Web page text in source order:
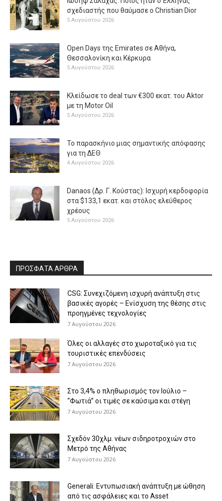
σχεδιαστής που θαύμασε ο Christian Dior
5 Αυγούστου 2026
Open Days της Emirates σε Αθήνα,
Θεσσαλονίκη και Κέρκυρα
5 Αυγούστου 2026
Κλείδωσε το deal των €300 εκατ. του Aktor
με τη Μotor Oil
5 Αυγούστου 2026
Το παρασκήνιο μιας σημαντικής απόφασης
για τη ΔΕΘ
4 Αυγούστου 2026
Danaos (Δρ. Γ. Κούστας): Ισχυρή κερδοφορία
στα $133,1 εκατ. και στόλος ελεύθερος
χρέους
5 Αυγούστου 2026
ΠΡΟΣΦΑΤΑ ΑΡΘΡΑ
CSG: Συνεχιζόμενη ισχυρή ανάπτυξη στις
βασικές αγορές – Ενίσχυση της θέσης στις
προηγμένες τεχνολογίες
7 Αυγούστου 2026
Όλες οι αλλαγές στο χωροταξικό για τις
τουριστικές επενδύσεις
7 Αυγούστου 2026
Στο 3,4% ο πληθωρισμός τον Ιούλιο –
“Φωτιά” οι τιμές σε καύσιμα και στέγη
7 Αυγούστου 2026
Σχεδόν 30χλμ. νέων σιδηροτροχιών στο
Μετρό της Αθήνας
7 Αυγούστου 2026
Generali: Eντυπωσιακή ανάπτυξη με ώθηση
από τις ασφάλειες και το Asset